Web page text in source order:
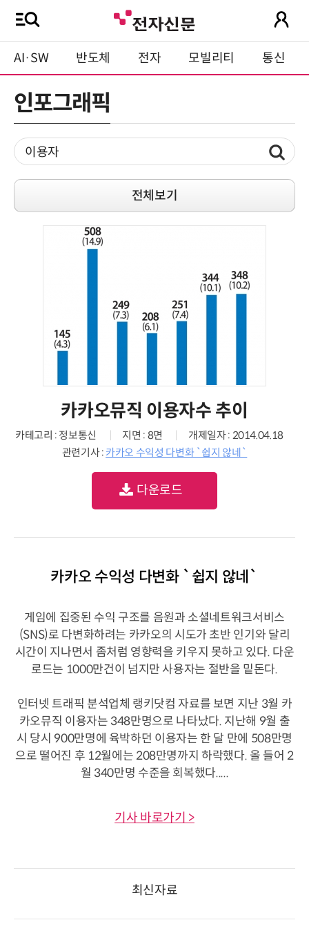
AI·SW 반도체 전자 모빌리티 통신
인포그래픽
전체보기
카카오뮤직 이용자수 추이
카테고리 : 정보통신 지면 : 8면
개제일자 : 2014.04.18
관련기사 : 카카오 수익성 다변화 `쉽지 않네`
다운로드
카카오 수익성 다변화 `쉽지 않네`
게임에 집중된 수익 구조를 음원과 소셜네트워크서비스
(SNS)로 다변화하려는 카카오의 시도가 초반 인기와 달리
시간이 지나면서 좀처럼 영향력을 키우지 못하고 있다. 다운
로드는 1000만건이 넘지만 사용자는 절반을 밑돈다.
인터넷 트래픽 분석업체 랭키닷컴 자료를 보면 지난 3월 카
카오뮤직 이용자는 348만명으로 나타났다. 지난해 9월 출
시 당시 900만명에 육박하던 이용자는 한 달 만에 508만명
으로 떨어진 후 12월에는 208만명까지 하락했다. 올 들어 2
월 340만명 수준을 회복했다.....
기사 바로가기 >
최신자료